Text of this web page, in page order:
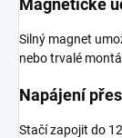
Silný magnet
nebo trvalé
Napájení
Stačí zapojit do